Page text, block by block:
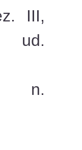
III,
ud.
n.